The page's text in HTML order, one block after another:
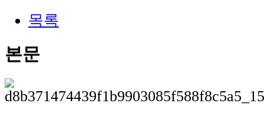
목록
본문